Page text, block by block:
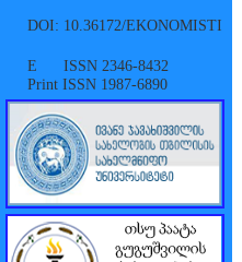
DOI: 10.36172/EKONOMISTI
E ISSN 2346-8432
Print ISSN 1987-6890